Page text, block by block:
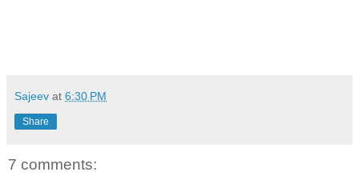
Sajeev at 6:30 PM
Share
7 comments: